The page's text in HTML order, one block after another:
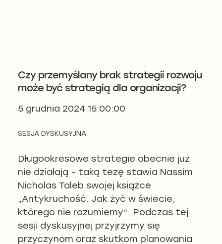
Czy przemyślany brak strategii rozwoju
może być strategią dla organizacji?
5 grudnia 2024 15:00:00
SESJA DYSKUSYJNA
Długookresowe strategie obecnie już
nie działają - taką tezę stawia Nassim
Nicholas Taleb swojej książce
„Antykruchość. Jak żyć w świecie,
którego nie rozumiemy“. Podczas tej
sesji dyskusyjnej przyjrzymy się
przyczynom oraz skutkom planowania